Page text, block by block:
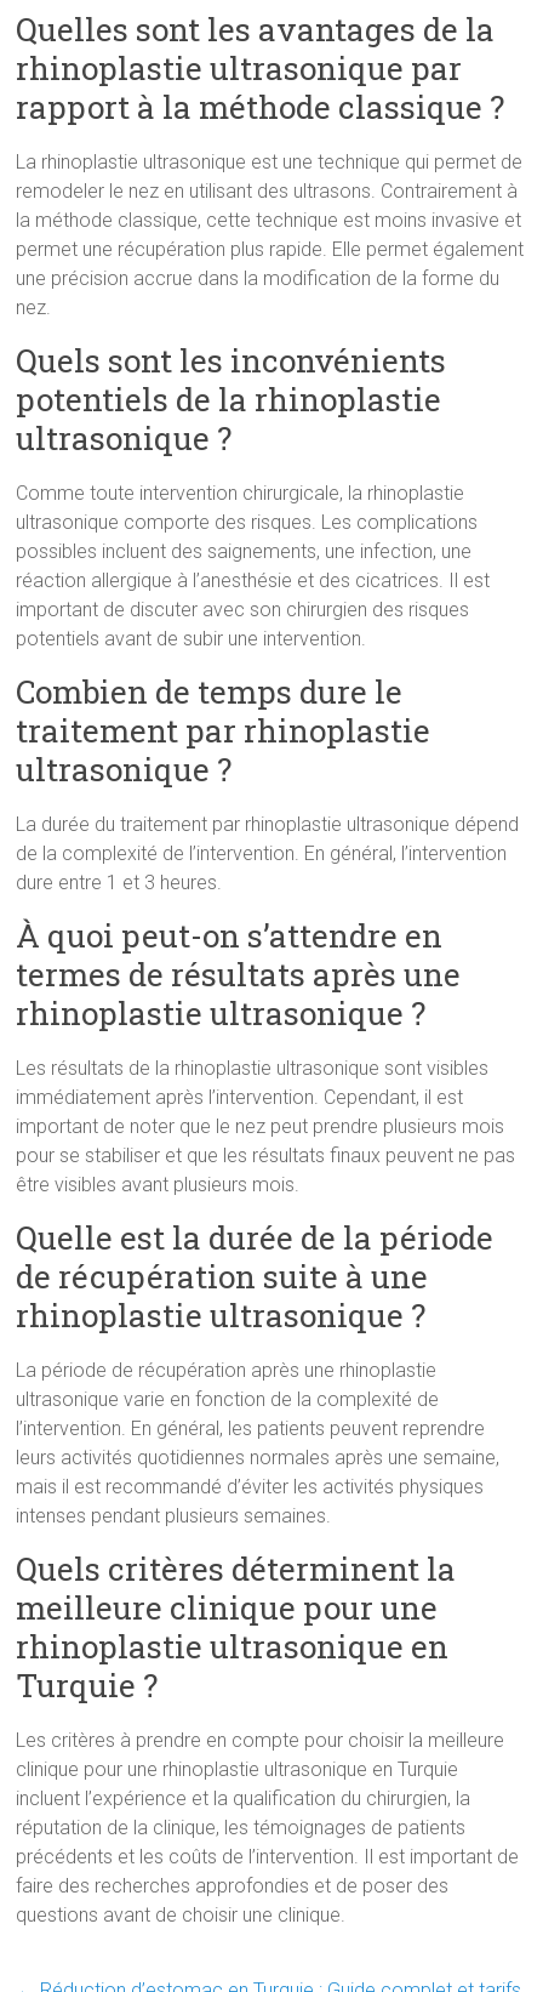
Quelles sont les avantages de la
rhinoplastie ultrasonique par
rapport à la méthode classique ?
La rhinoplastie ultrasonique est une technique qui permet de
remodeler le nez en utilisant des ultrasons. Contrairement à
la méthode classique, cette technique est moins invasive et
permet une récupération plus rapide. Elle permet également
une précision accrue dans la modification de la forme du
nez.
Quels sont les inconvénients
potentiels de la rhinoplastie
ultrasonique ?
Comme toute intervention chirurgicale, la rhinoplastie
ultrasonique comporte des risques. Les complications
possibles incluent des saignements, une infection, une
réaction allergique à l’anesthésie et des cicatrices. Il est
important de discuter avec son chirurgien des risques
potentiels avant de subir une intervention.
Combien de temps dure le
traitement par rhinoplastie
ultrasonique ?
La durée du traitement par rhinoplastie ultrasonique dépend
de la complexité de l’intervention. En général, l’intervention
dure entre 1 et 3 heures.
À quoi peut-on s’attendre en
termes de résultats après une
rhinoplastie ultrasonique ?
Les résultats de la rhinoplastie ultrasonique sont visibles
immédiatement après l’intervention. Cependant, il est
important de noter que le nez peut prendre plusieurs mois
pour se stabiliser et que les résultats finaux peuvent ne pas
être visibles avant plusieurs mois.
Quelle est la durée de la période
de récupération suite à une
rhinoplastie ultrasonique ?
La période de récupération après une rhinoplastie
ultrasonique varie en fonction de la complexité de
l’intervention. En général, les patients peuvent reprendre
leurs activités quotidiennes normales après une semaine,
mais il est recommandé d’éviter les activités physiques
intenses pendant plusieurs semaines.
Quels critères déterminent la
meilleure clinique pour une
rhinoplastie ultrasonique en
Turquie ?
Les critères à prendre en compte pour choisir la meilleure
clinique pour une rhinoplastie ultrasonique en Turquie
incluent l’expérience et la qualification du chirurgien, la
réputation de la clinique, les témoignages de patients
précédents et les coûts de l’intervention. Il est important de
faire des recherches approfondies et de poser des
questions avant de choisir une clinique.